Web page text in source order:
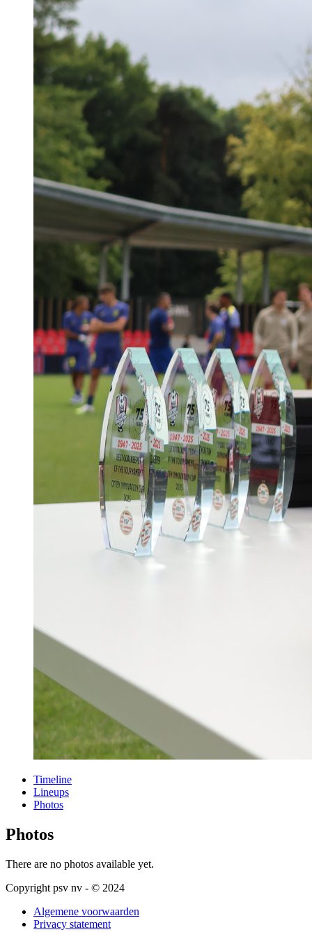
Timeline
Lineups
Photos
Photos
There are no photos available yet.
Copyright psv nv - © 2024
Algemene voorwaarden
Privacy statement